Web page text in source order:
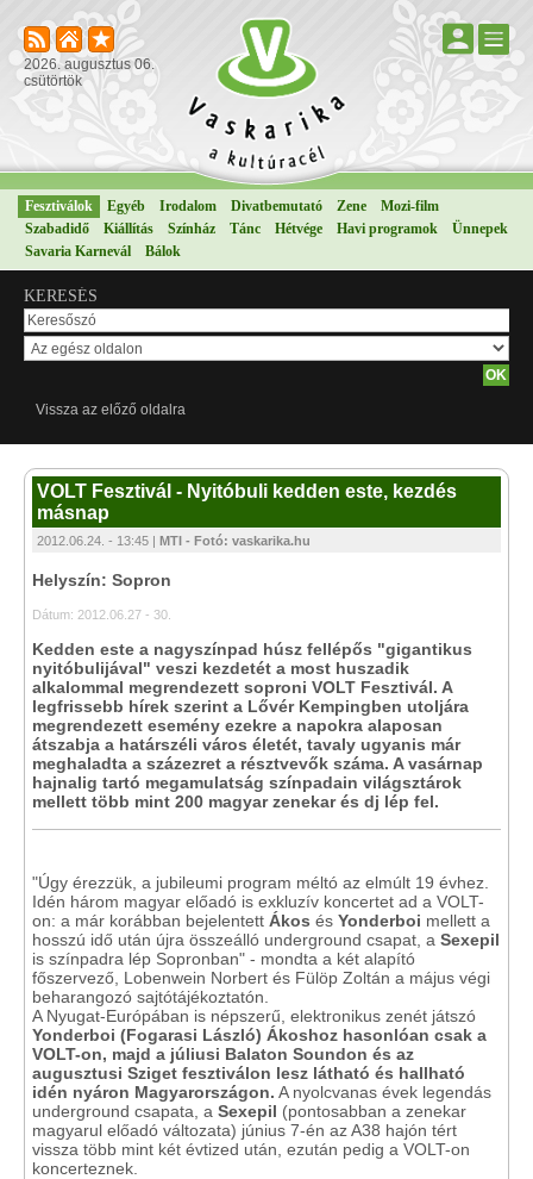
2026. augusztus 06.
csütörtök
Fesztiválok Egyéb Irodalom Divatbemutató Zene
Mozi-film
Szabadidő
Kiállítás Színház Tánc Hétvége Havi programok
Ünnepek
Savaria Karnevál
Bálok
KERESÉS
Vissza az előző oldalra
VOLT Fesztivál - Nyitóbuli kedden este, kezdés
másnap
2012.06.24. - 13:45 | MTI - Fotó: vaskarika.hu
Helyszín: Sopron
Dátum: 2012.06.27 - 30.
Kedden este a nagyszínpad húsz fellépős "gigantikus
nyitóbulijával" veszi kezdetét a most huszadik
alkalommal megrendezett soproni VOLT Fesztivál. A
legfrissebb hírek szerint a Lővér Kempingben utoljára
megrendezett esemény ezekre a napokra alaposan
átszabja a határszéli város életét, tavaly ugyanis már
meghaladta a százezret a résztvevők száma. A vasárnap
hajnalig tartó megamulatság színpadain világsztárok
mellett több mint 200 magyar zenekar és dj lép fel.
"Úgy érezzük, a jubileumi program méltó az elmúlt 19 évhez.
Idén három magyar előadó is exkluzív koncertet ad a VOLT-
on: a már korábban bejelentett Ákos és Yonderboi mellett a
hosszú idő után újra összeálló underground csapat, a Sexepil
is színpadra lép Sopronban" - mondta a két alapító
főszervező, Lobenwein Norbert és Fülöp Zoltán a május végi
beharangozó sajtótájékoztatón.
A Nyugat-Európában is népszerű, elektronikus zenét játszó
Yonderboi (Fogarasi László) Ákoshoz hasonlóan csak a
VOLT-on, majd a júliusi Balaton Soundon és az
augusztusi Sziget fesztiválon lesz látható és hallható
idén nyáron Magyarországon. A nyolcvanas évek legendás
underground csapata, a Sexepil (pontosabban a zenekar
magyarul előadó változata) június 7-én az A38 hajón tért
vissza több mint két évtized után, ezután pedig a VOLT-on
koncerteznek.